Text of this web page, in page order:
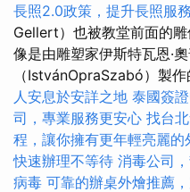
長照2.0政策，提升長照服
Gellert）也被教堂前面的雕
像是由雕塑家伊斯特瓦恩·
（IstvánOpraSzabó）製作
人安息於安詳之地 泰國簽
司，專業服務更安心 找台
程，讓你擁有更年輕亮麗的
快速辦理不等待 消毒公司
病毒 可靠的辦桌外燴推薦